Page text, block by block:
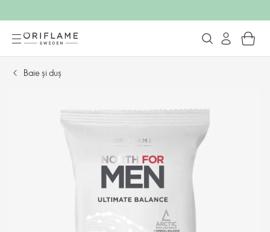
Baie și duș